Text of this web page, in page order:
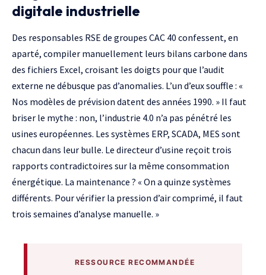
digitale industrielle
Des responsables RSE de groupes CAC 40 confessent, en
aparté, compiler manuellement leurs bilans carbone dans
des fichiers Excel, croisant les doigts pour que l’audit
externe ne débusque pas d’anomalies. L’un d’eux souffle : «
Nos modèles de prévision datent des années 1990. » Il faut
briser le mythe : non, l’industrie 4.0 n’a pas pénétré les
usines européennes. Les systèmes ERP, SCADA, MES sont
chacun dans leur bulle. Le directeur d’usine reçoit trois
rapports contradictoires sur la même consommation
énergétique. La maintenance ? « On a quinze systèmes
différents. Pour vérifier la pression d’air comprimé, il faut
trois semaines d’analyse manuelle. »
RESSOURCE RECOMMANDÉE